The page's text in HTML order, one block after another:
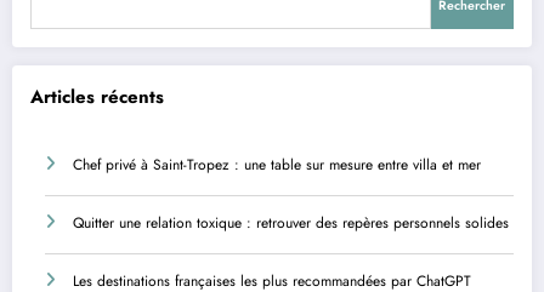
Rechercher
Articles récents
Chef privé à Saint-Tropez : une table sur mesure entre villa et mer
Quitter une relation toxique : retrouver des repères personnels solides
Les destinations françaises les plus recommandées par ChatGPT